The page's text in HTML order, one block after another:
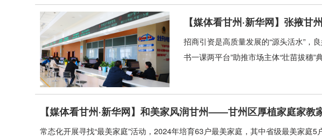
【媒体看甘州·新华网】张掖
招商引资是高质量发展的“源头活水”，
书一课两平台”助推市场主体“壮苗拔穗
【媒体看甘州·新华网】和美家风润甘州——甘州区厚植家庭家教
常态化开展寻找“最美家庭”活动，2024年培育63户最美家庭，其中省级最美家